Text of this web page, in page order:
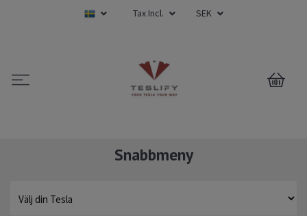
Tax Incl. SEK
0
Snabbmeny